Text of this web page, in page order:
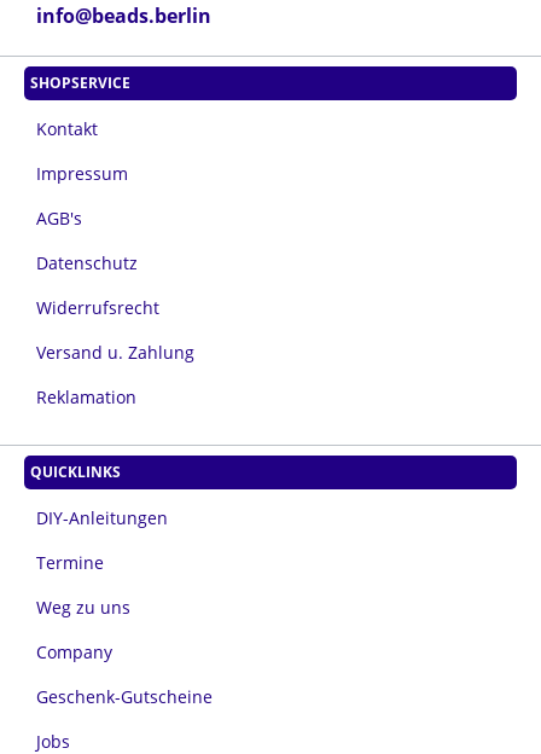
info@beads.berlin
SHOPSERVICE
Kontakt
Impressum
AGB's
Datenschutz
Widerrufsrecht
Versand u. Zahlung
Reklamation
QUICKLINKS
DIY-Anleitungen
Termine
Weg zu uns
Company
Geschenk-Gutscheine
Jobs